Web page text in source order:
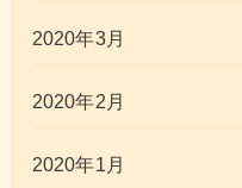
2020年3月
2020年2月
2020年1月